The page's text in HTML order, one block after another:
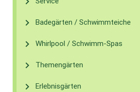
chevron_right Badegärten / Schwimmteiche
chevron_right Whirlpool / Schwimm-Spas
chevron_right Themengärten
chevron_right Erlebnisgärten